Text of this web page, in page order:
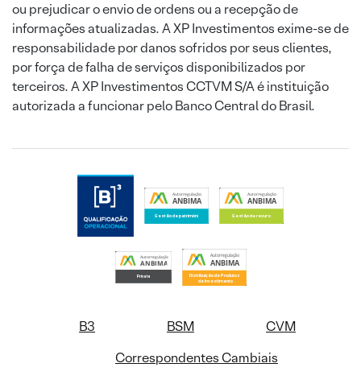
ou prejudicar o envio de ordens ou a recepção de
informações atualizadas. A XP Investimentos exime-se de
responsabilidade por danos sofridos por seus clientes,
por força de falha de serviços disponibilizados por
terceiros. A XP Investimentos CCTVM S/A é instituição
autorizada a funcionar pelo Banco Central do Brasil.
B3 BSM
CVM
Correspondentes Cambiais